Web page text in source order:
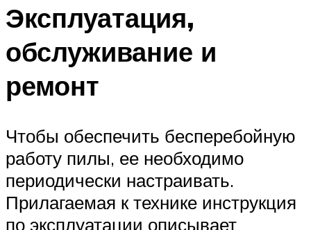
Эксплуатация,
обслуживание и
ремонт
Чтобы обеспечить бесперебойную
работу пилы, ее необходимо
периодически настраивать.
Прилагаемая к технике инструкция
по эксплуатации описывает